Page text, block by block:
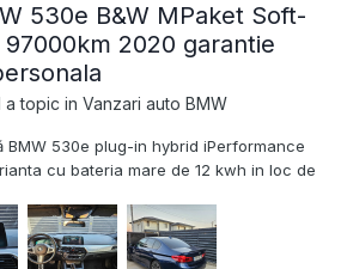
530e B&W MPaket Soft-
2020 garantie
topic in Vanzari auto BMW
BMW 530e plug-in hybrid iPerformance
cu bateria mare de 12 kwh in loc de
Blue. PRET NEG 35550 EURO
de 114cp....